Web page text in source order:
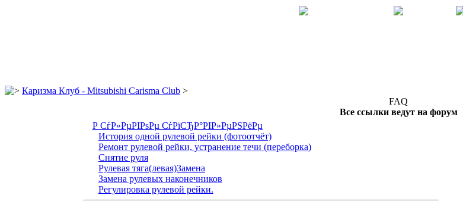
Каризма Клуб - Mitsubishi Carisma Club >
FAQ
Все ссылки ведут на форум
Р СѓР»РµРІРѕРµ СѓРїСЂР°РІР»РµРЅРёРµ
История одной рулевой рейки (фотоотчёт)
Ремонт рулевой рейки, устранение течи (переборка)
Снятие руля
Рулевая тяга(левая)Замена
Замена рулевых наконечников
Регулировка рулевой рейки.